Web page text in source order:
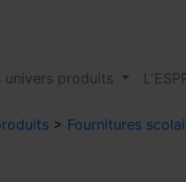
univers produits
> Fournitures